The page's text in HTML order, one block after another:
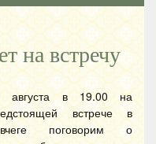
на встречу
августа в 19.00 на
встрече в
поговорим о